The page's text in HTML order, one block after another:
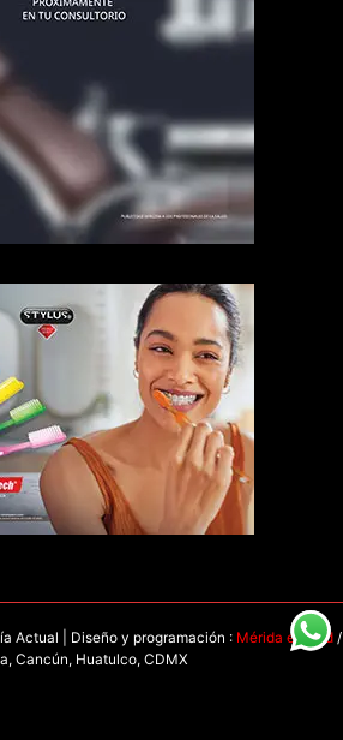
Actual | Diseño y programación : Mérida en Red /
Cancún, Huatulco, CDMX